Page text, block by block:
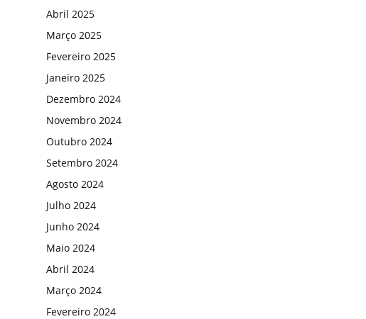
Abril 2025
Março 2025
Fevereiro 2025
Janeiro 2025
Dezembro 2024
Novembro 2024
Outubro 2024
Setembro 2024
Agosto 2024
Julho 2024
Junho 2024
Maio 2024
Abril 2024
Março 2024
Fevereiro 2024